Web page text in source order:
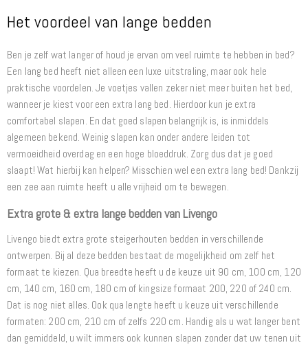
Het voordeel van lange bedden
Ben je zelf wat langer of houd je ervan om veel ruimte te hebben in bed?
Een lang bed heeft niet alleen een luxe uitstraling, maar ook hele
praktische voordelen. Je voetjes vallen zeker niet meer buiten het bed,
wanneer je kiest voor een extra lang bed. Hierdoor kun je extra
comfortabel slapen. En dat goed slapen belangrijk is, is inmiddels
algemeen bekend. Weinig slapen kan onder andere leiden tot
vermoeidheid overdag en een hoge bloeddruk. Zorg dus dat je goed
slaapt! Wat hierbij kan helpen? Misschien wel een extra lang bed! Dankzij
een zee aan ruimte heeft u alle vrijheid om te bewegen.
Extra grote & extra lange bedden van Livengo
Livengo biedt extra grote steigerhouten bedden in verschillende
ontwerpen. Bij al deze bedden bestaat de mogelijkheid om zelf het
formaat te kiezen. Qua breedte heeft u de keuze uit 90 cm, 100 cm, 120
cm, 140 cm, 160 cm, 180 cm of kingsize formaat 200, 220 of 240 cm.
Dat is nog niet alles. Ook qua lengte heeft u keuze uit verschillende
formaten: 200 cm, 210 cm of zelfs 220 cm. Handig als u wat langer bent
dan gemiddeld, u wilt immers ook kunnen slapen zonder dat uw tenen uit